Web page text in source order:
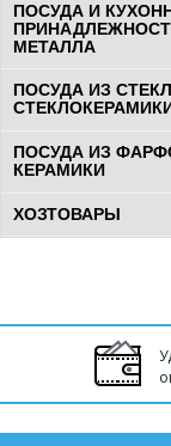
ПОСУДА И
МЕТАЛЛА
ПОСУДА ИЗ
СТЕКЛОКЕРАМИКИ
ПОСУДА ИЗ
КЕРАМИКИ
ХОЗТОВАРЫ